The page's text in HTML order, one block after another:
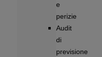
e
perizie
Audit
di
previsione